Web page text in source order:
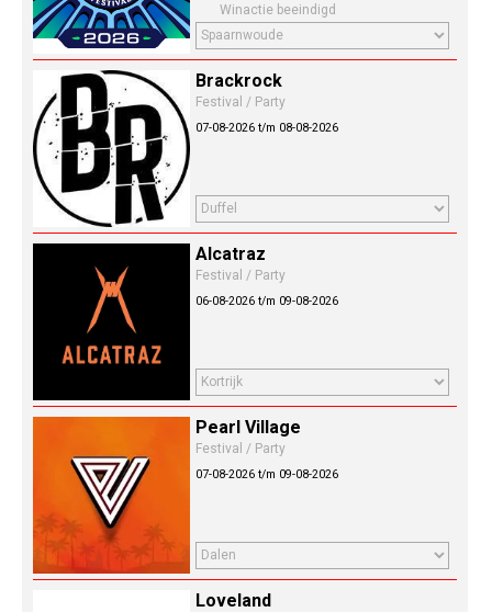
Winactie beeindigd
Brackrock
Festival / Party
07-08-2026 t/m 08-08-2026
Alcatraz
Festival / Party
06-08-2026 t/m 09-08-2026
Pearl Village
Festival / Party
07-08-2026 t/m 09-08-2026
Loveland